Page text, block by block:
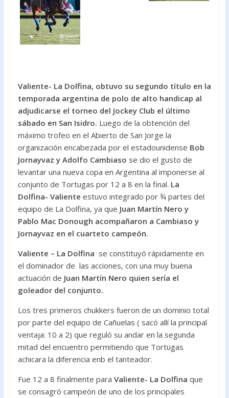
Valiente- La Dolfina, obtuvo su segundo título en la
temporada argentina de polo de alto handicap al
adjudicarse el torneo del Jockey Club el último
sábado en San Isidro. Luego de la obtención del
máximo trofeo en el Abierto de San Jorge la
organización encabezada por el estadounidense Bob
Jornayvaz y Adolfo Cambiaso se dio el gusto de
levantar una nueva copa en Argentina al imponerse al
conjunto de Tortugas por 12 a 8 en la final. La
Dolfina- Valiente estuvo integrado por ¾ partes del
equipo de La Dolfina, ya que Juan Martín Nero y
Pablo Mac Donough acompañaron a Cambiaso y
Jornayvaz en el cuarteto campeón.
Valiente – La Dolfina se constituyó rápidamente en
el dominador de las acciones, con una muy buena
actuación de Juan Martín Nero quien sería el
goleador del conjunto.
Los tres primeros chukkers fueron de un dominio total
por parte del equipo de Cañuelas ( sacó allí la principal
ventaja: 10 a 2) que reguló su andar en la segunda
mitad del encuentro permitiendo que Tortugas
achicara la diferencia enb el tanteador.
Fue 12 a 8 finalmente para Valiente- La Dolfina que
se consagró campeón de uno de los principales